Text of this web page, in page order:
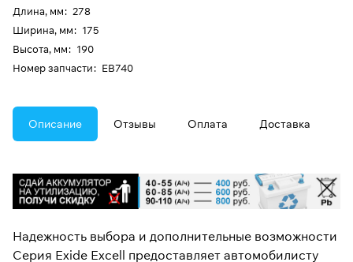
Длина, мм: 278
Ширина, мм: 175
Высота, мм: 190
Номер запчасти: EB740
Описание Отзывы Оплата Доставка
Надежность выбора и дополнительные возможности
Серия Exide Excell предоставляет автомобилисту